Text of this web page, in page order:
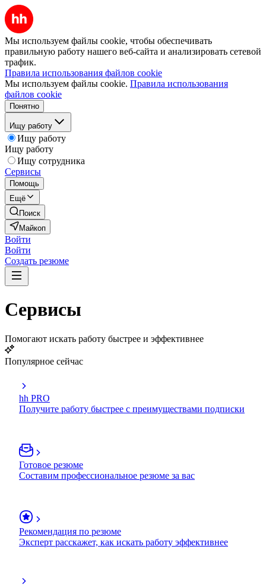
Мы используем файлы cookie, чтобы обеспечивать
правильную работу нашего веб-сайта и анализировать сетевой
трафик.
Правила использования файлов cookie
Мы используем файлы cookie. Правила использования
файлов cookie
Понятно
Ищу работу
Ищу работу
Ищу работу
Ищу сотрудника
Сервисы
Помощь
Ещё
Поиск
Майкоп
Войти
Войти
Создать резюме
Сервисы
Помогают искать работу быстрее и эффективнее
Популярное сейчас
hh PRO
Получите работу быстрее с преимуществами подписки
Готовое резюме
Составим профессиональное резюме за вас
Рекомендация по резюме
Эксперт расскажет, как искать работу эффективнее